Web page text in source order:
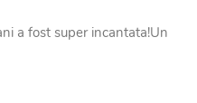
a fost super incantata!Un